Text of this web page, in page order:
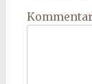
Kommentar